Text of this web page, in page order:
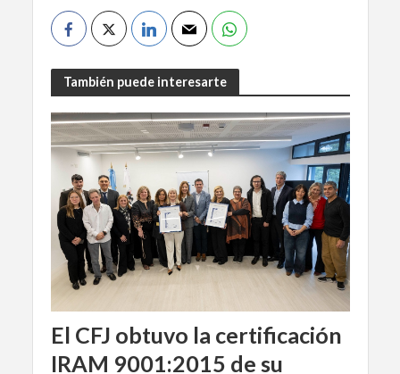
También puede interesarte
El CFJ obtuvo la certificación
IRAM 9001:2015 de su